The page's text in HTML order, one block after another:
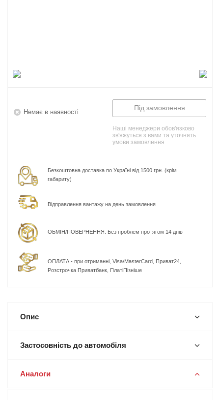
Немає в наявності
Під замовлення
Наші менеджери обов'язково
зв'яжуться з вами та уточнять
умови замовлення
Безкоштовна доставка по Україні від 1500 грн. (крім
габариту)
Відправлення вантажу на день замовлення
ОБМІН/ПОВЕРНЕННЯ: Без проблем протягом 14 днів
ОПЛАТА - при отриманні, Visa/MasterCard, Приват24,
Розстрочка Приватбанк, ПлатіПізніше
Опис
Застосовність до автомобіля
Аналоги